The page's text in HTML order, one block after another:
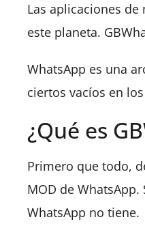
Las aplicaciones
este planeta.
WhatsApp es una
ciertos vacíos en
¿Qué es
Primero que todo,
MOD de
WhatsApp no tiene.